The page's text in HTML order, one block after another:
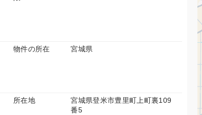
物件の所在 宮城県
所在地
宮城県登米市豊里町上町裏109
番5